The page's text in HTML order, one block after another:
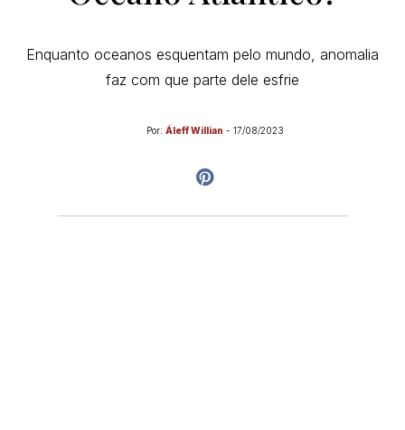
Enquanto oceanos esquentam pelo mundo, anomalia
faz com que parte dele esfrie
Por: Áleff Willian - 17/08/2023